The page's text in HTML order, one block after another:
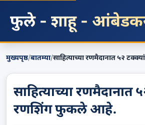
फुले - शाहू -
मुख्यपृष्ठ/बातम्या/साहित्याच्या रणमैदानात ५२
साहित्याच्या रणमैदानात
रणशिंग फुकले आहे.